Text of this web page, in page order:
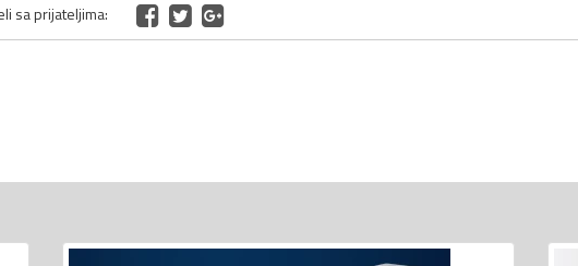
sa prijateljima: